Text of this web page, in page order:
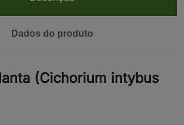
Dados do produto
(Cichorium intybus